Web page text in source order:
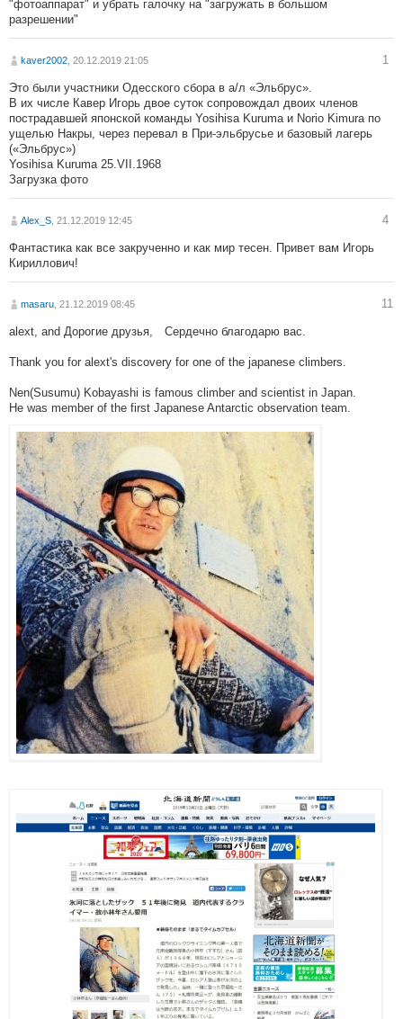
"фотоаппарат" и убрать галочку на "загружать в большом
разрешении"
kaver2002 , 20.12.2019 21:05 1
Это были участники Одесского сбора в а/л «Эльбрус».
В их числе Кавер Игорь двое суток сопровождал двоих членов
пострадавшей японской команды Yosihisa Kuruma и Norio Kimura по
ущелью Накры, через перевал в При-эльбрусье и базовый лагерь
(«Эльбрус»)
Yosihisa Kuruma 25.VII.1968
Загрузка фото
Alex_S , 21.12.2019 12:45 4
Фантастика как все закрученно и как мир тесен. Привет вам Игорь
Кириллович!
masaru , 21.12.2019 08:45 11
alext, and Дорогие друзья, Сердечно благодарю вас.
Thank you for alext's discovery for one of the japanese climbers.
Nen(Susumu) Kobayashi is famous climber and scientist in Japan.
He was member of the first Japanese Antarctic observation team.